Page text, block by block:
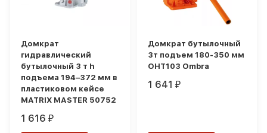
Домкрат
гидравлический
бутылочный 3 т h
подъема 194–372 мм в
пластиковом кейсе
MATRIX MASTER 50752
1 616₽
Домкрат бутылочный
3т подъем 180-350 мм
OHT103 Ombra
1 641₽